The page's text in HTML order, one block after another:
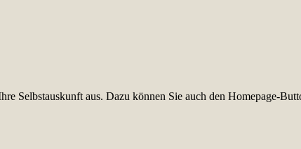
Selbstauskunft aus. Dazu können Sie auch den Homepage-